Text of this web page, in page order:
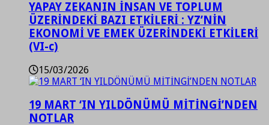
YAPAY ZEKANIN İNSAN VE TOPLUM
ÜZERİNDEKİ BAZI ETKİLERİ : YZ’NİN
EKONOMİ VE EMEK ÜZERİNDEKİ ETKİLERİ
(VI-c)
15/03/2026
19 MART ‘IN YILDÖNÜMÜ MİTİNGİ’NDEN
NOTLAR